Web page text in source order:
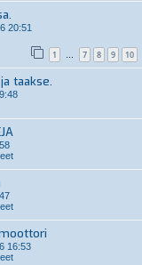
20:51
1 … 7 8 9 10
taakse.
16:53